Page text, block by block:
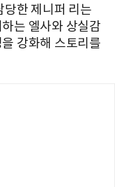
당한 제니퍼 리는
는 엘사와 상실감
강화해 스토리를